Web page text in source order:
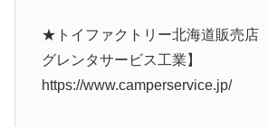
★トイファクトリー北海道販売
グレンタサービス工業】
https://www.camperservice.jp/